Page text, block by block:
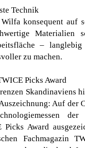
Technik
konsequent auf
Materialien
–
zu machen.
Picks Award
Skandinaviens
Auf der
Award
Fachmagazin